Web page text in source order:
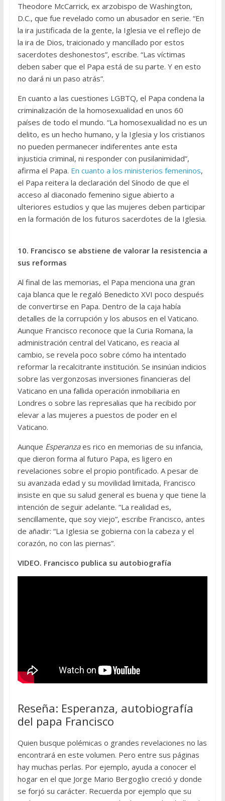
Theodore McCarrick, ex arzobispo de Washington,
D.C., que fue revelado como un abusador en serie. “En
la ira justificada de la gente, la Iglesia ve el reflejo de
la ira de Dios, traicionado y mancillado por estos
sacerdotes deshonestos”, escribe. “Las víctimas
deben saber que el Papa está de su parte. Y en esto
no dará ni un paso atrás”.
En cuanto a las cuestiones LGBTQ, el Papa condena la
criminalización de la homosexualidad en unos 60
países de todo el mundo. “La homosexualidad no es un
delito, es un hecho humano, y la Iglesia y los cristianos
no pueden permanecer indiferentes ante esta
injusticia criminal, ni responder con pusilanimidad”,
afirma el Papa. En cuanto a los ministerios femeninos,
el Papa reitera la declaración del Sínodo de que el
acceso al diaconado femenino sigue abierto a
ulteriores estudios y que las mujeres deben participar
en la formación de los futuros sacerdotes de la Iglesia.
10. Francisco se abstiene de valorar la resistencia a
sus reformas
Al final de las memorias, el Papa menciona una gran
caja blanca que le regaló Benedicto XVI poco después
de convertirse en Papa. Dentro de la caja había
detalles de la corrupción y los abusos en el Vaticano.
Aunque Francisco reconoce que la Curia Romana, la
administración central del Vaticano, es reacia al
cambio, se revela poco sobre cómo ha intentado
reformar la recalcitrante institución. Se insinúan indicios
sobre las vergonzosas inversiones financieras del
Vaticano en una fallida operación inmobiliaria en
Londres o sobre las represalias que ha recibido por
elevar a las mujeres a puestos de poder en el
Vaticano.
Aunque Esperanzaes rico en memorias de su infancia,
que dieron forma al futuro Papa, es ligero en
revelaciones sobre el propio pontificado. A pesar de
su avanzada edad y su movilidad limitada, Francisco
insiste en que su salud general es buena y que tiene la
intención de seguir adelante. “La realidad es,
sencillamente, que soy viejo”, escribe Francisco, antes
de añadir: “La Iglesia se gobierna con la cabeza y el
corazón, no con las piernas”.
VIDEO. Francisco publica su autobiografía
Reseña: Esperanza, autobiografía
del papa Francisco
Quien busque polémicas o grandes revelaciones no las
encontrará en este volumen. Pero entre sus páginas
hay muchas perlas. Por ejemplo, ayuda a conocer el
hogar en el que Jorge Mario Bergoglio creció y donde
se forjó su carácter. Recuerda por ejemplo que su